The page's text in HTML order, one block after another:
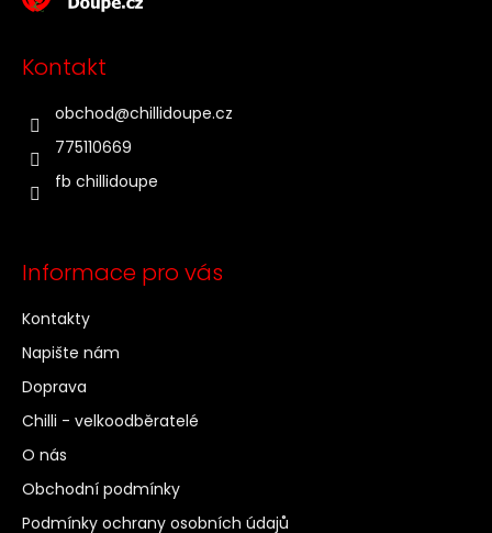
Kontakt
obchod@chillidoupe.cz
775110669
fb chillidoupe
Informace pro vás
Kontakty
Napište nám
Doprava
Chilli - velkoodběratelé
O nás
Obchodní podmínky
Podmínky ochrany osobních údajů